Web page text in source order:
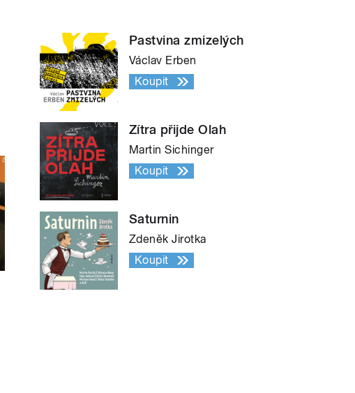
Pastvina zmizelých
Václav Erben
Koupit
Zítra přijde Olah
Martin Sichinger
Koupit
Saturnin
Zdeněk Jirotka
Koupit